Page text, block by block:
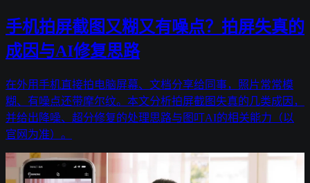
手机拍屏截图又糊又有噪点？拍屏失真的
成因与AI修复思路
在外用手机直接拍电脑屏幕、文档分享给同事，照片常常模
糊、有噪点还带摩尔纹。本文分析拍屏截图失真的几类成因，
并给出降噪、超分修复的处理思路与图叮AI的相关能力（以
官网为准）。